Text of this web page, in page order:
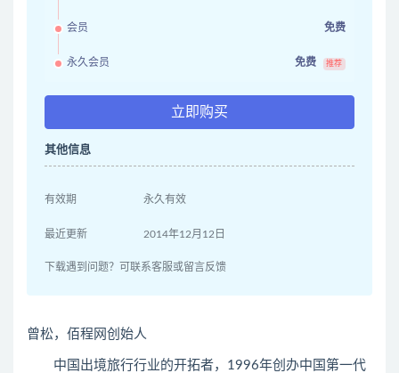
会员 免费
永久会员 免费 推荐
立即购买
其他信息
有效期 永久有效
最近更新 2014年12月12日
下载遇到问题？可联系客服或留言反馈
曾松，佰程网创始人
中国出境旅行行业的开拓者，1996年创办中国第一代